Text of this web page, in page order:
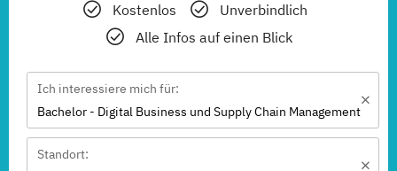
Kostenlos
Unverbindlich
Alle Infos auf einen Blick
Ich interessiere mich für:
Bachelor - Digital Business und Supply Chain Management
Standort: